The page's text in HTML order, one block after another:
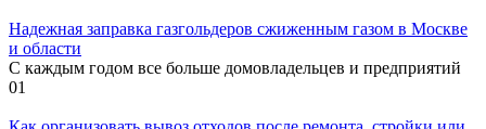
Надежная заправка газгольдеров сжиженным газом в Москве
и области
С каждым годом все больше домовладельцев и предприятий
01